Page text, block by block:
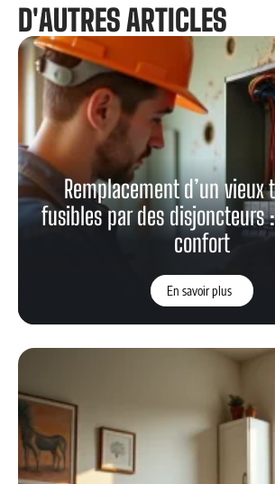
D'AUTRES ARTICLES
Remplacement d’un vieux
fusibles par des disjoncteurs
confort
En savoir plus